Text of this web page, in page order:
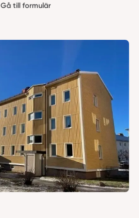
Gå till formulär